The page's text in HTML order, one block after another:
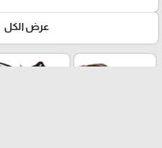
عرض الكل